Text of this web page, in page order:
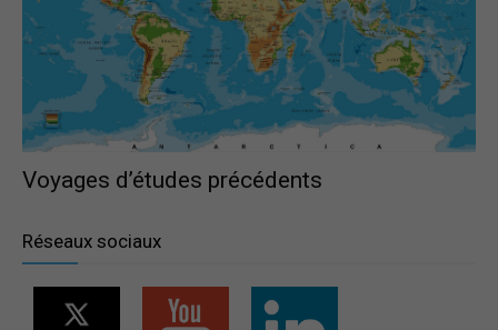
Voyages d’études précédents
Réseaux sociaux